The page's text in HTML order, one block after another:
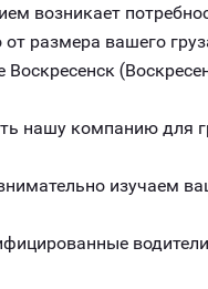
возникает
от размера вашего
нашу компанию для
изучаем